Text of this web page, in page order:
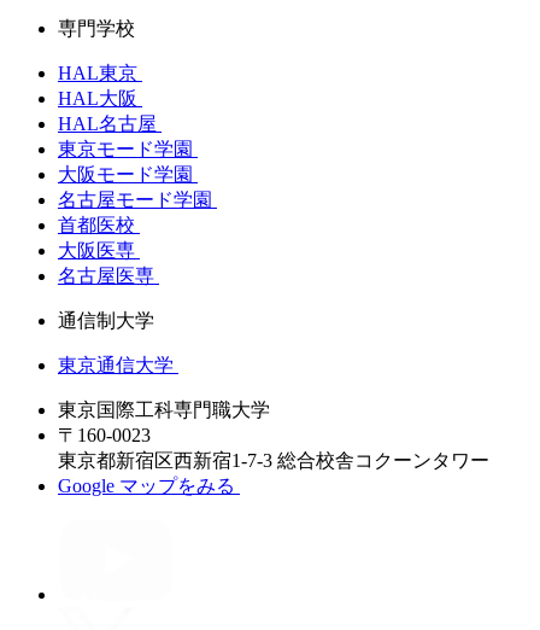
専門学校
HAL東京
HAL大阪
HAL名古屋
東京モード学園
大阪モード学園
名古屋モード学園
首都医校
大阪医専
名古屋医専
通信制大学
東京通信大学
東京国際工科専門職大学
〒160-0023
東京都新宿区西新宿1-7-3 総合校舎コクーンタワー
Google マップをみる